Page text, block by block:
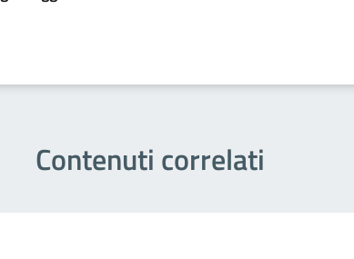
Contenuti correlati